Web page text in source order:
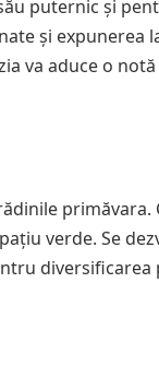
puternic și
și expunerea
va aduce o
verde. Se